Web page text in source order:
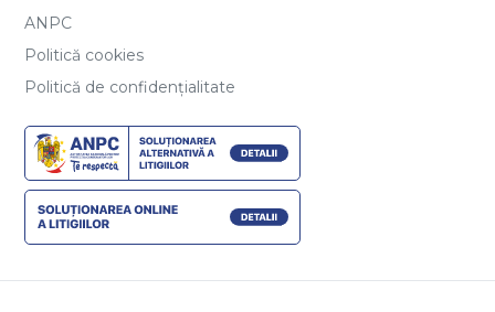
ANPC
Politică cookies
Politică de confidențialitate